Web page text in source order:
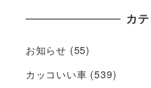
カ
お知らせ (55)
カッコいい車 (539)